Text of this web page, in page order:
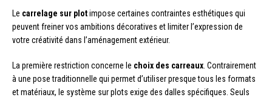
Le carrelage sur plotimpose certaines contraintes esthétiques qui
peuvent freiner vos ambitions décoratives et limiter l’expression de
votre créativité dans l’aménagement extérieur.
La première restriction concerne le choix des carreaux . Contrairement
à une pose traditionnelle qui permet d’utiliser presque tous les formats
et matériaux, le système sur plots exige des dalles spécifiques. Seuls